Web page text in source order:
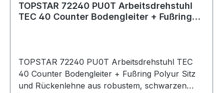
TOPSTAR 72240 PU0T Arbeitsdrehstuhl
TEC 40 Counter Bodengleiter + Fußring
TOPSTAR 72240 PU0T Arbeitsdrehstuhl TEC
40 Counter Bodengleiter + Fußring Polyur Sitz
und Rückenlehne aus robustem, schwarzen